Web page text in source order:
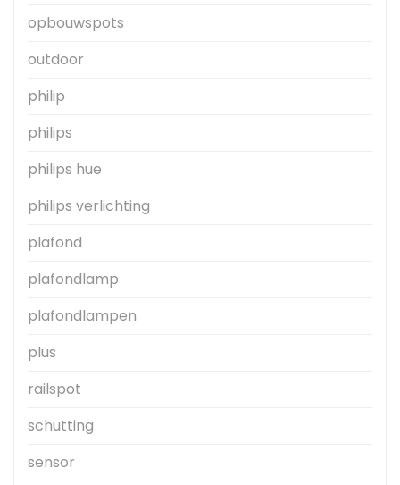
opbouwspots
outdoor
philip
philips
philips hue
philips verlichting
plafond
plafondlamp
plafondlampen
plus
railspot
schutting
sensor